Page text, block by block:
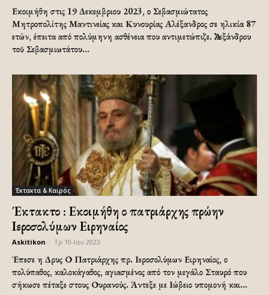
Εκοιμήθη στις 19 Δεκεμβριου 2023, ο Σεβασμιώτατος
Μητροπολίτης Μαντινείας και Κυνουρίας Αλέξανδρος σε ηλικία 87
ετών, έπειτα από πολύμηνη ασθένεια που αντιμετώπιζε. Ἀλεξάνδρου
τοῦ Σεβασμιωτάτου...
Έκτακτα & Καιρός
Έκτακτο : Εκοιμήθη ο πατριάρχης πρώην
Ιεροσολύμων Ειρηναίος
Askitikon Τρ 10-Ιαν-2023
Έπεσε η Δρυς Ο Πατριάρχης πρ. Ιεροσολύμων Ειρηναίος, ο
πολύπαθος, καλοκάγαθος, αγιασμένος από τον μεγάλο Σταυρό που
σήκωσε πέταξε στους Ουρανούς. Άντεξε με Ιώβειο υπομονή και...